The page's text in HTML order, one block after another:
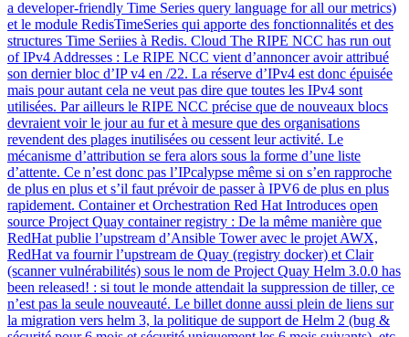
a developer-friendly Time Series query language for all our metrics)
et le module RedisTimeSeries qui apporte des fonctionnalités et des
structures Time Seriies à Redis. Cloud The RIPE NCC has run out
of IPv4 Addresses : Le RIPE NCC vient d’annoncer avoir attribué
son dernier bloc d’IP v4 en /22. La réserve d’IPv4 est donc épuisée
mais pour autant cela ne veut pas dire que toutes les IPv4 sont
utilisées. Par ailleurs le RIPE NCC précise que de nouveaux blocs
devraient voir le jour au fur et à mesure que des organisations
revendent des plages inutilisées ou cessent leur activité. Le
mécanisme d’attribution se fera alors sous la forme d’une liste
d’attente. Ce n’est donc pas l’IPcalypse même si on s’en rapproche
de plus en plus et s’il faut prévoir de passer à IPV6 de plus en plus
rapidement. Container et Orchestration Red Hat Introduces open
source Project Quay container registry : De la même manière que
RedHat publie l’upstream d’Ansible Tower avec le projet AWX,
RedHat va fournir l’upstream de Quay (registry docker) et Clair
(scanner vulnérabilités) sous le nom de Project Quay Helm 3.0.0 has
been released! : si tout le monde attendait la suppression de tiller, ce
n’est pas la seule nouveauté. Le billet donne aussi plein de liens sur
la migration vers helm 3, la politique de support de Helm 2 (bug &